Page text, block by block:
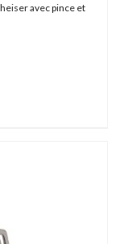
avec pince et